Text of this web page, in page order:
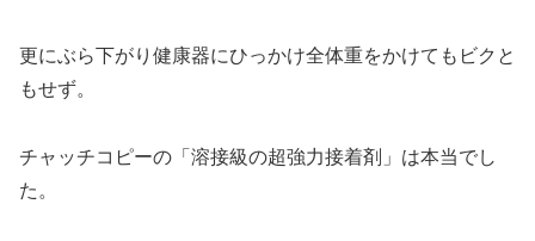
更にぶら下がり健康器にひっかけ全体重をかけてもビクと
もせず。
チャッチコピーの「溶接級の超強力接着剤」は本当でし
た。